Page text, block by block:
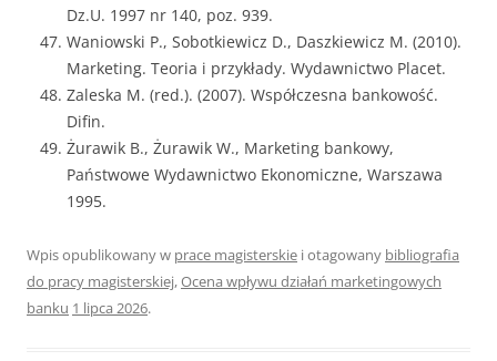
Dz.U. 1997 nr 140, poz. 939.
Waniowski P., Sobotkiewicz D., Daszkiewicz M. (2010).
Marketing. Teoria i przykłady. Wydawnictwo Placet.
Zaleska M. (red.). (2007). Współczesna bankowość.
Difin.
Żurawik B., Żurawik W., Marketing bankowy,
Państwowe Wydawnictwo Ekonomiczne, Warszawa
1995.
Wpis opublikowany w prace magisterskie i otagowany bibliografia
do pracy magisterskiej,Ocena wpływu działań marketingowych
banku 1 lipca 2026.